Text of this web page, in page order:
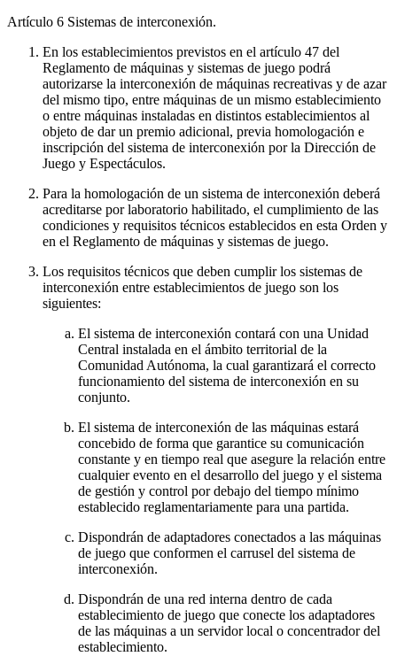
Artículo 6 Sistemas de interconexión.
En los establecimientos previstos en el artículo 47 del
Reglamento de máquinas y sistemas de juego podrá
autorizarse la interconexión de máquinas recreativas y de azar
del mismo tipo, entre máquinas de un mismo establecimiento
o entre máquinas instaladas en distintos establecimientos al
objeto de dar un premio adicional, previa homologación e
inscripción del sistema de interconexión por la Dirección de
Juego y Espectáculos.
Para la homologación de un sistema de interconexión deberá
acreditarse por laboratorio habilitado, el cumplimiento de las
condiciones y requisitos técnicos establecidos en esta Orden y
en el Reglamento de máquinas y sistemas de juego.
Los requisitos técnicos que deben cumplir los sistemas de
interconexión entre establecimientos de juego son los
siguientes:
El sistema de interconexión contará con una Unidad
Central instalada en el ámbito territorial de la
Comunidad Autónoma, la cual garantizará el correcto
funcionamiento del sistema de interconexión en su
conjunto.
El sistema de interconexión de las máquinas estará
concebido de forma que garantice su comunicación
constante y en tiempo real que asegure la relación entre
cualquier evento en el desarrollo del juego y el sistema
de gestión y control por debajo del tiempo mínimo
establecido reglamentariamente para una partida.
Dispondrán de adaptadores conectados a las máquinas
de juego que conformen el carrusel del sistema de
interconexión.
Dispondrán de una red interna dentro de cada
establecimiento de juego que conecte los adaptadores
de las máquinas a un servidor local o concentrador del
establecimiento.